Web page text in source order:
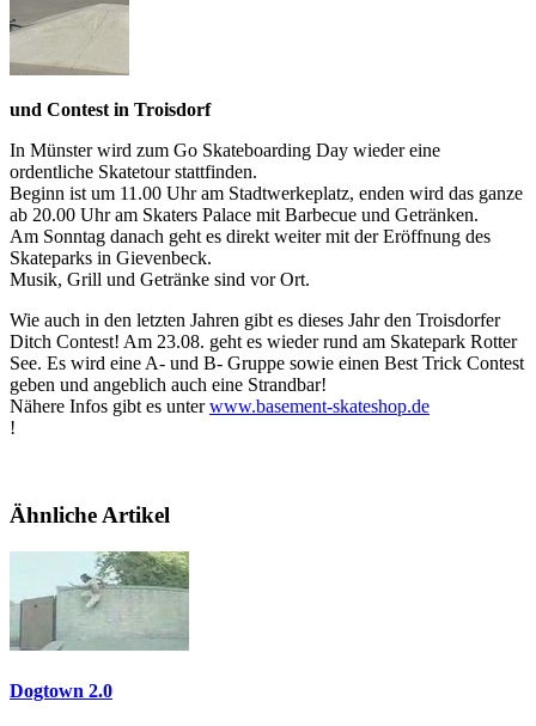
und Contest in Troisdorf
In Münster wird zum Go Skateboarding Day wieder eine
ordentliche Skatetour stattfinden.
Beginn ist um 11.00 Uhr am Stadtwerkeplatz, enden wird das ganze
ab 20.00 Uhr am Skaters Palace mit Barbecue und Getränken.
Am Sonntag danach geht es direkt weiter mit der Eröffnung des
Skateparks in Gievenbeck.
Musik, Grill und Getränke sind vor Ort.
Wie auch in den letzten Jahren gibt es dieses Jahr den Troisdorfer
Ditch Contest! Am 23.08. geht es wieder rund am Skatepark Rotter
See. Es wird eine A- und B- Gruppe sowie einen Best Trick Contest
geben und angeblich auch eine Strandbar!
Nähere Infos gibt es unterwww.basement-skateshop.de
!
Ähnliche Artikel
Dogtown 2.0